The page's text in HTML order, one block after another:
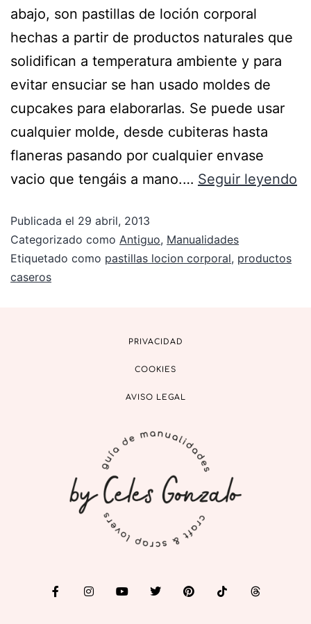
abajo, son pastillas de loción corporal
hechas a partir de productos naturales que
solidifican a temperatura ambiente y para
evitar ensuciar se han usado moldes de
cupcakes para elaborarlas. Se puede usar
cualquier molde, desde cubiteras hasta
flaneras pasando por cualquier envase
vacio que tengáis a mano.… Seguir leyendo
Publicada el 29 abril, 2013
Categorizado como Antiguo, Manualidades
Etiquetado como pastillas locion corporal, productos
caseros
PRIVACIDAD
COOKIES
AVISO LEGAL